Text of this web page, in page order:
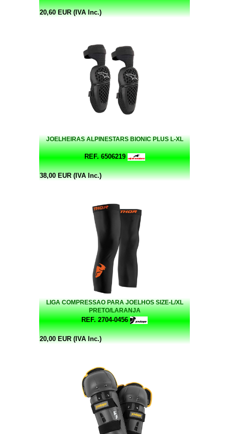
20,60 EUR (IVA Inc.)
JOELHEIRAS ALPINESTARS BIONIC PLUS L-XL
REF. 6506219
38,00 EUR (IVA Inc.)
LIGA COMPRESSAO PARA JOELHOS SIZE-L/XL
PRETO/LARANJA
REF. 2704-0456
20,00 EUR (IVA Inc.)